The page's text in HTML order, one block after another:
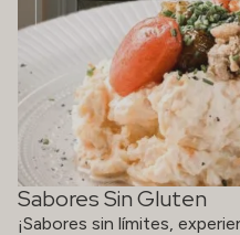
Sabores Sin Gluten
¡Sabores sin límites,